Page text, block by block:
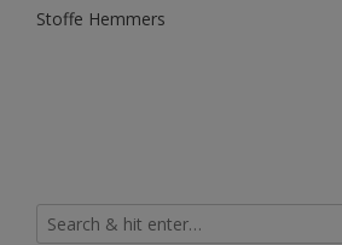
Stoffe Hemmers